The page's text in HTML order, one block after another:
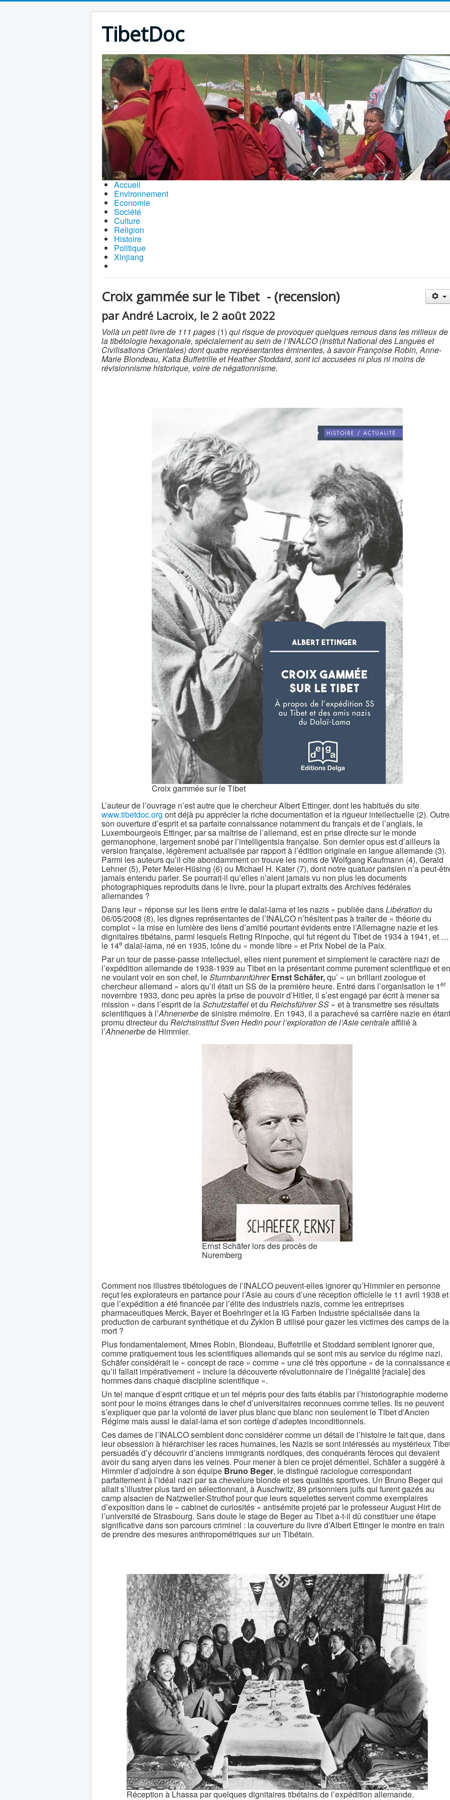
TibetDoc
Accueil
Environnement
Economie
Société
Culture
Religion
Histoire
Politique
Xinjiang
Croix gammée sur le Tibet - (recension)
par André Lacroix, le 2 août 2022
Voilà un petit livre de 111 pages (1) qui risque de provoquer quelques remous dans les milieux de
la tibétologie hexagonale, spécialement au sein de l’INALCO (Institut National des Langues et
Civilisations Orientales) dont quatre représentantes éminentes, à savoir Françoise Robin, Anne-
Marie Blondeau, Katia Buffetrille et Heather Stoddard, sont ici accusées ni plus ni moins de
révisionnisme historique, voire de négationnisme.
Croix gammée sur le Tibet
L’auteur de l’ouvrage n’est autre que le chercheur Albert Ettinger, dont les habitués du site
www.tibetdoc.org ont déjà pu apprécier la riche documentation et la rigueur intellectuelle (2). Outre
son ouverture d’esprit et sa parfaite connaissance notamment du français et de l’anglais, le
Luxembourgeois Ettinger, par sa maîtrise de l’allemand, est en prise directe sur le monde
germanophone, largement snobé par l’intelligentsia française. Son dernier opus est d’ailleurs la
version française, légèrement actualisée par rapport à l’édition originale en langue allemande (3).
Parmi les auteurs qu’il cite abondamment on trouve les noms de Wolfgang Kaufmann (4), Gerald
Lehner (5), Peter Meier-Hüsing (6) ou Michael H. Kater (7), dont notre quatuor parisien n’a peut-
jamais entendu parler. Se pourrait-il qu’elles n’aient jamais vu non plus les documents
photographiques reproduits dans le livre, pour la plupart extraits des Archives fédérales
allemandes ?
Dans leur « réponse sur les liens entre le dalaï-lama et les nazis » publiée dansLibérationdu
06/05/2008 (8), les dignes représentantes de l’INALCO n’hésitent pas à traiter de « théorie du
complot » la mise en lumière des liens d’amitié pourtant évidents entre l’Allemagne nazie et les
dignitaires tibétains, parmi lesquels Reting Rinpoche, qui fut régent du Tibet de 1934 à 1941, et …
le 14e dalaï-lama, né en 1935, icône du « monde libre » et Prix Nobel de la Paix.
Par un tour de passe-passe intellectuel, elles nient purement et simplement le caractère nazi de
l’expédition allemande de 1938-1939 au Tibet en la présentant comme purement scientifique et en
ne voulant voir en son chef, leSturmbannführerErnst Schäfer,qu’ « un brillant zoologue et
chercheur allemand » alors qu’il était un SS de la première heure. Entré dans l’organisation le 1er
novembre 1933, donc peu après la prise de pouvoir d’Hitler, il s’est engagé par écrit à mener sa
mission « dans l’esprit de laSchutzstaffelet du Reichsführer SS » et à transmettre ses résultats
scientifiques à l’Ahnenerbede sinistre mémoire. En 1943, il a parachevé sa carrière nazie en étant
promu directeur du Reichsinstitut Sven Hedin pour l’exploration de l’Asie centraleaffilié à
l’Ahnenerbede Himmler.
Ernst Schäfer lors des procès de
Nuremberg
Comment nos illustres tibétologues de l’INALCO peuvent-elles ignorer qu’Himmler en personne
reçut les explorateurs en partance pour l’Asie au cours d’une réception officielle le 11 avril 1938 et
que l’expédition a été financée par l’élite des industriels nazis, comme les entreprises
pharmaceutiques Merck, Bayer et Boehringer et la IG Farben Industrie spécialisée dans la
production de carburant synthétique et du Zyklon B utilisé pour gazer les victimes des camps de la
mort ?
Plus fondamentalement, Mmes Robin, Blondeau, Buffetrille et Stoddard semblent ignorer que,
comme pratiquement tous les scientifiques allemands qui se sont mis au service du régime nazi,
Schäfer considérait le « concept de race » comme « une clé très opportune » de la connaissance
qu’il fallait impérativement « inclure la découverte révolutionnaire de l’inégalité [raciale] des
hommes dans chaque discipline scientifique ».
Un tel manque d’esprit critique et un tel mépris pour des faits établis par l’historiographie moderne
sont pour le moins étranges dans le chef d’universitaires reconnues comme telles. Ils ne peuvent
s’expliquer que par la volonté de laver plus blanc que blanc non seulement le Tibet d’Ancien
Régime mais aussi le dalaï-lama et son cortège d’adeptes inconditionnels.
Ces dames de l’INALCO semblent donc considérer comme un détail de l’histoire le fait que, dans
leur obsession à hiérarchiser les races humaines, les Nazis se sont intéressés au mystérieux
persuadés d’y découvrir d’anciens immigrants nordiques, des conquérants féroces qui devaient
avoir du sang aryen dans les veines. Pour mener à bien ce projet démentiel, Schäfer a suggéré à
Himmler d’adjoindre à son équipe Bruno Beger, le distingué raciologue correspondant
parfaitement à l’idéal nazi par sa chevelure blonde et ses qualités sportives. Un Bruno Beger qui
allait s’illustrer plus tard en sélectionnant, à Auschwitz, 89 prisonniers juifs qui furent gazés au
camp alsacien de Natzweiler-Struthof pour que leurs squelettes servent comme exemplaires
d’exposition dans le « cabinet de curiosités » antisémite projeté par le professeur August Hirt de
l’université de Strasbourg. Sans doute le stage de Beger au Tibet a-t-il dû constituer une étape
significative dans son parcours criminel : la couverture du livre d’Albert Ettinger le montre en train
de prendre des mesures anthropométriques sur un Tibétain.
Réception à Lhassa par quelques dignitaires tibétains de l’expédition allemande.